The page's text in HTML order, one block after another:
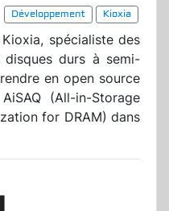
Développement
Kioxia
spécialiste des
durs à semi-
en open source
(All-in-Storage
for DRAM) dans